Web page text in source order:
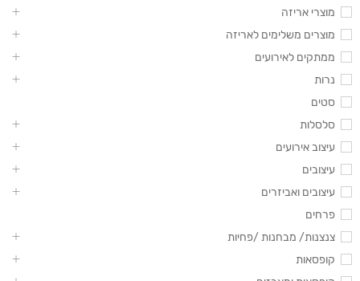
מוצרי אריזה
מוצרים משלימים לאריזה
ממתקים לאירועים
נרות
סטים
סלסלות
עיצוב אירועים
עיצובים
עיצובים ואביזרים
פרחים
צנצנות/ מבחנות /פחיות
קופסאות